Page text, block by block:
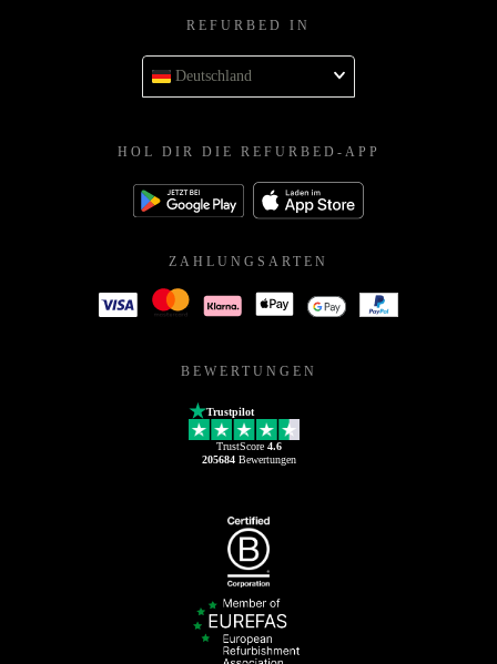
REFURBED IN
Deutschland
HOL DIR DIE REFURBED-APP
ZAHLUNGSARTEN
BEWERTUNGEN
Trustpilot
TrustScore 4.6
205684Bewertungen